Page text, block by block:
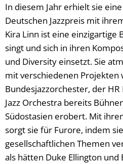
In diesem Jahr erhielt sie
Deutschen Jazzpreis mit
Kira Linn ist eine einzigartige
singt und sich in ihren
und Diversity einsetzt. Sie
mit verschiedenen Projekten
Bundesjazzorchester, der
Jazz Orchestra bereits
Südostasien erobert. Mit
sorgt sie für Furore, indem
gesellschaftlichen Themen
als hätten Duke Ellington und